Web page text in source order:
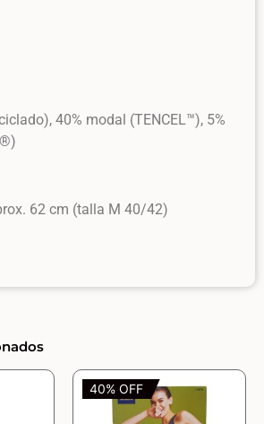
40% modal (TENCEL™), 5%
62 cm (talla M 40/42)
40% OFF